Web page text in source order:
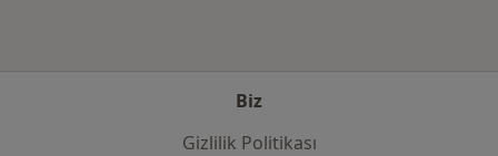
Biz
Gizlilik Politikası